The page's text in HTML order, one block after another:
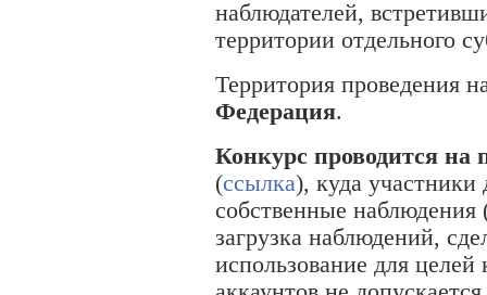
наблюдателей,
территории отдельного
Территория проведения
Федерация.
Конкурс проводится
(ссылка), куда участники
собственные
загрузка наблюдений,
использование для